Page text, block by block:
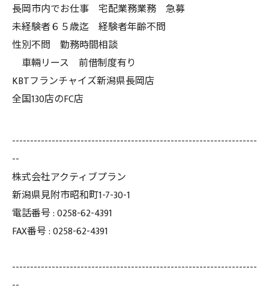
長岡市内でお仕事 宅配業務業務 急募
未経験者６５歳迄 経験者年齢不問
性別不問 勤務時間相談
車輛リース 前借制度有り
KBTフランチャイズ新潟県長岡店
全国130店のFC店
--------------------------------------------------------------------
--
株式会社アクティブプラン
新潟県見附市昭和町1-7-30-1
電話番号 :0258-62-4391
FAX番号 :0258-62-4391
--------------------------------------------------------------------
--